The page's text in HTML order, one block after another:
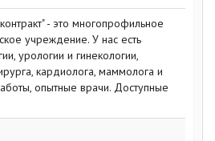
- это многопрофильное
учреждение. У нас есть
урологии и гинекологии,
кардиолога, маммолога и
опытные врачи. Доступные